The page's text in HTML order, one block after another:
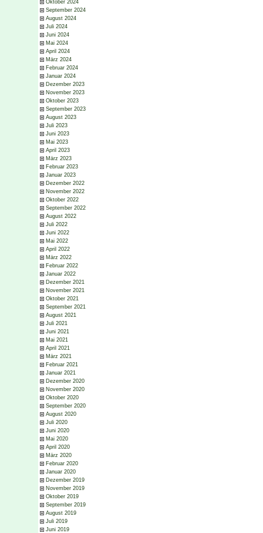
Oktober 2024
September 2024
August 2024
Juli 2024
Juni 2024
Mai 2024
April 2024
März 2024
Februar 2024
Januar 2024
Dezember 2023
November 2023
Oktober 2023
September 2023
August 2023
Juli 2023
Juni 2023
Mai 2023
April 2023
März 2023
Februar 2023
Januar 2023
Dezember 2022
November 2022
Oktober 2022
September 2022
August 2022
Juli 2022
Juni 2022
Mai 2022
April 2022
März 2022
Februar 2022
Januar 2022
Dezember 2021
November 2021
Oktober 2021
September 2021
August 2021
Juli 2021
Juni 2021
Mai 2021
April 2021
März 2021
Februar 2021
Januar 2021
Dezember 2020
November 2020
Oktober 2020
September 2020
August 2020
Juli 2020
Juni 2020
Mai 2020
April 2020
März 2020
Februar 2020
Januar 2020
Dezember 2019
November 2019
Oktober 2019
September 2019
August 2019
Juli 2019
Juni 2019